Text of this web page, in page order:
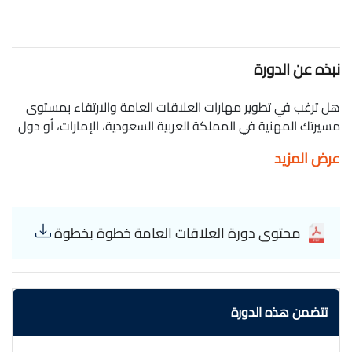
نبذه عن الدورة
هل ترغب في تطوير مهارات العلاقات العامة والارتقاء بمستوى
مسيرتك المهنية في المملكة العربية السعودية، الإمارات، أو دول
لك اكتساب المعرفة والخبرات اللازمة لتحقيق تطلعاتك المهنية،
مع إمكانية الحصول على شهادة معتمدة تعزز من فرصك في
المهارات الأساسية والمتقدمة في العلاقات العامة، بما يشمل: -
استراتيجيات بناء العلاقات مع وسائل الإعلام والجمهور - إدارة
الأزمات والتواصل الفعال - تصميم وتنفيذ حملات العلاقات العامة
- استخدام وسائل التواصل الاجتماعي لتعزيز الصورة العامة - كتابة
عرض المزيد
محتوى دورة العلاقات العامة خطوة بخطوة
تتضمن هذه الدورة